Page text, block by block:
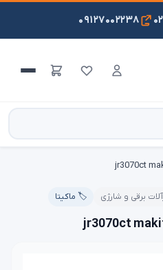
۰۹۱۲۷۰۰۲۲۳۸
برقی و شارژی 🏷️ ماکیتا